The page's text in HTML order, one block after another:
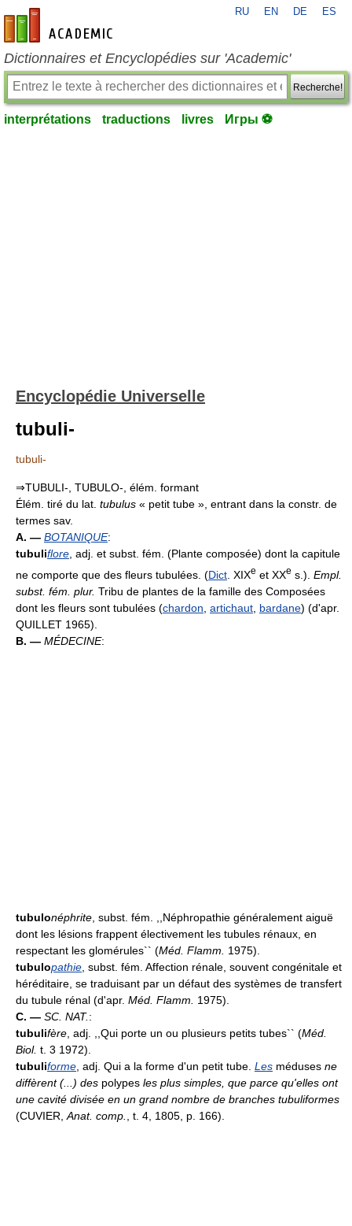
fr-academic.com
RU EN DE ES
Dictionnaires et Encyclopédies sur 'Academic'
Recherche!
interprétations traductions livres Игры ⚽
Encyclopédie Universelle
tubuli-
tubuli-
⇒TUBULI-, TUBULO-, élém. formant
Élém. tiré du lat. tubulus « petit tube », entrant dans la constr. de
termes sav.
A. — BOTANIQUE:
tubuliflore , adj. et subst. fém. (Plante composée) dont la capitule
ne comporte que des fleurs tubulées. (Dict . XIXe et XXe s.). Empl.
subst. fém. plur. Tribu de plantes de la famille des Composées
dont les fleurs sont tubulées (chardon artichaut bardane) (d'apr.
QUILLET 1965).
B. — MÉDECINE:
tubulonéphrite , subst. fém. ,,Néphropathie généralement aiguë
dont les lésions frappent électivement les tubules rénaux, en
respectant les glomérules`` (Méd. Flamm.
1975).
tubulopathie , subst. fém. Affection rénale, souvent congénitale et
héréditaire, se traduisant par un défaut des systèmes de transfert
du tubule rénal (d'apr. Méd. Flamm.
1975).
C. — SC. NAT.:
tubulifère , adj. ,,Qui porte un ou plusieurs petits tubes`` (Méd.
Biol. t. 3 1972).
tubuliforme , adj. Qui a la forme d'un petit tube. Les méduses ne
diffèrent (...) des polypes les plus simples, que parce qu'elles ont
une cavité divisée en un grand nombre de branches tubuliformes
(CUVIER, Anat. comp. , t. 4, 1805, p. 166).